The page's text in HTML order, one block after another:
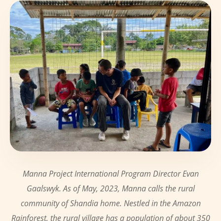
Manna Project International Program Director Evan
Gaalswyk. As of May, 2023, Manna calls the rural
community of Shandia home. Nestled in the Amazon
Rainforest, the rural village has a population of about 350